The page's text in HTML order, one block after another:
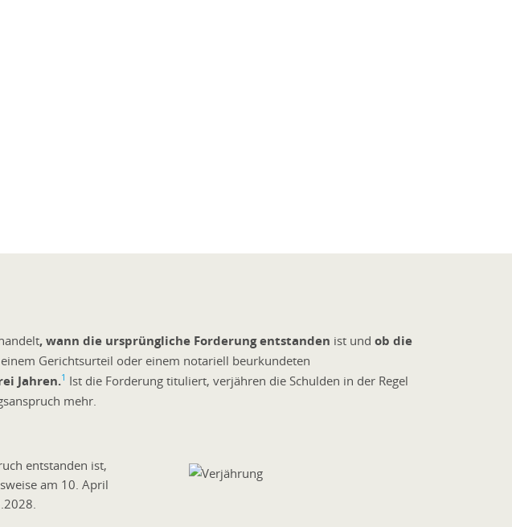
, wann die ursprüngliche Forderung entstanden ist und ob die
Gerichtsurteil oder einem notariell beurkundeten
Jahren.1 Ist die Forderung tituliert, verjähren die Schulden in der Regel
mehr.
entstanden ist,
am 10. April